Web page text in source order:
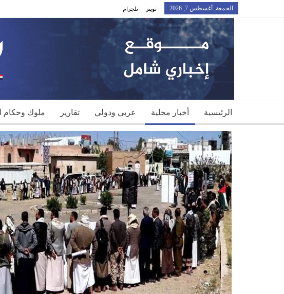
الجمعة, أغسطس 7, 2026 تويتر تلجرام
الرئيسية أخبار محلية عربي ودولي تقارير ملوك وحكام